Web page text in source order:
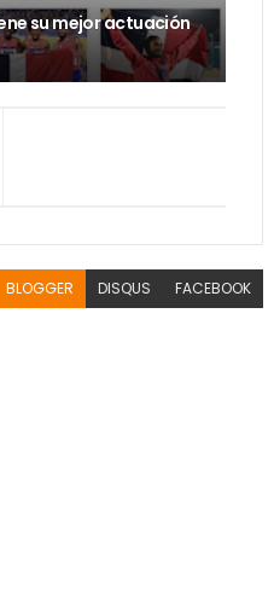
su mejor actuación
BLOGGER DISQUS FACEBOOK